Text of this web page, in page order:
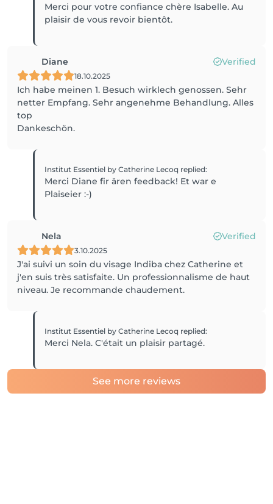
Merci pour votre confiance chère Isabelle. Au
plaisir de vous revoir bientôt.
Diane Verified
18.10.2025
Ich habe meinen 1. Besuch wirklech genossen. Sehr
netter Empfang. Sehr angenehme Behandlung. Alles
top
Dankeschön.
Institut Essentiel by Catherine Lecoq replied:
Merci Diane fir ären feedback! Et war e
Nela Verified
3.10.2025
J'ai suivi un soin du visage Indiba chez Catherine et
j'en suis très satisfaite. Un professionnalisme de haut
niveau. Je recommande chaudement.
Institut Essentiel by Catherine Lecoq replied:
Merci Nela. C'était un plaisir partagé.
See more reviews